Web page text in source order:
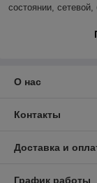
состоянии,
О нас
Контакты
Доставка и
График работы